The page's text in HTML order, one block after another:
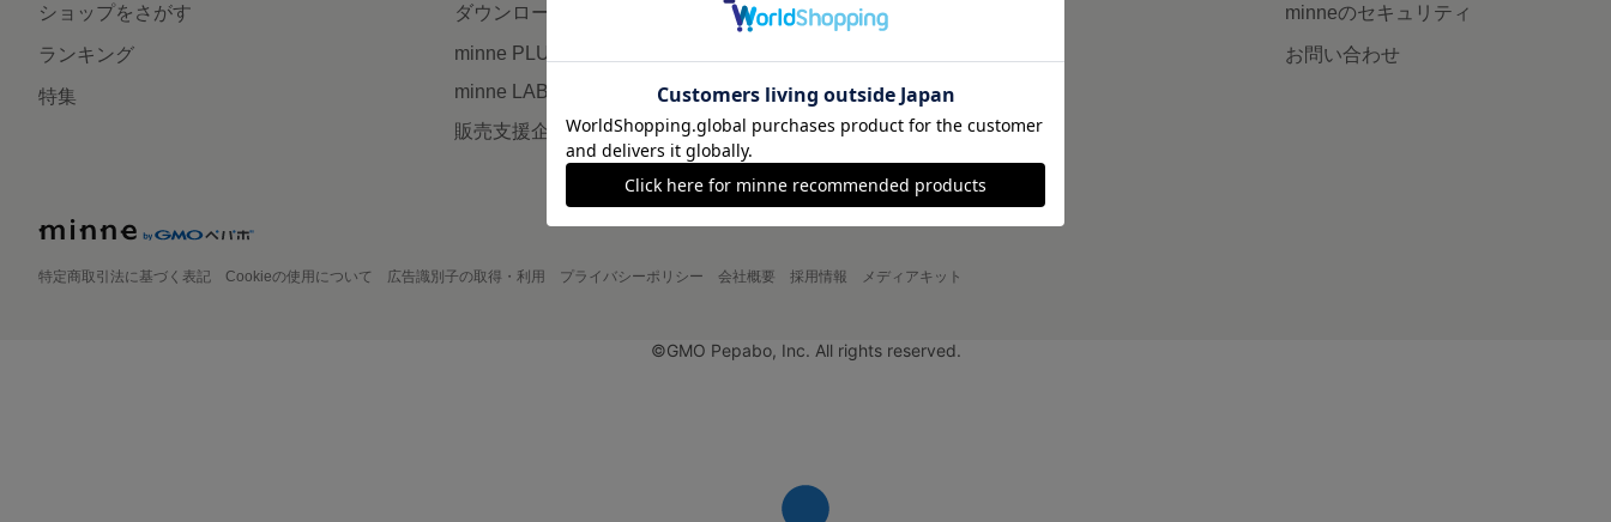
ショップをさがす
ランキング
特集
ダウンロード販売
minne PLUS
minne LAB
販売支援企画・イベント
minneの本
広告出稿について
minneのセキュリティ
お問い合わせ
特定商取引法に基づく表記 Cookieの使用について 広告識別子の取得・利用 プライバシーポリシー 会社概要 採用情報 メディアキット
©GMO Pepabo, Inc. All rights reserved.